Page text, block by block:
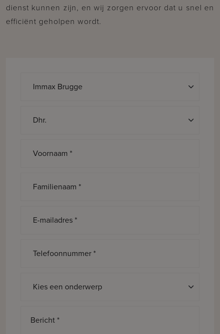
dienst kunnen zijn, en wij zorgen ervoor dat u snel en
efficiënt geholpen wordt.
Voornaam *
Familienaam *
E-mailadres *
Telefoonnummer *
Bericht *